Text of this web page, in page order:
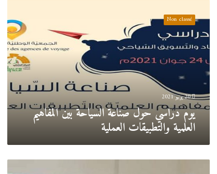
صناعة
السياحة
المفاهيم
العلمية
والتطبيقات
العملية
Non classé
20 يونيو 2021
يوم دراسي حول صناعة السياحة بين المفاهيم
العلمية والتطبيقات العملية